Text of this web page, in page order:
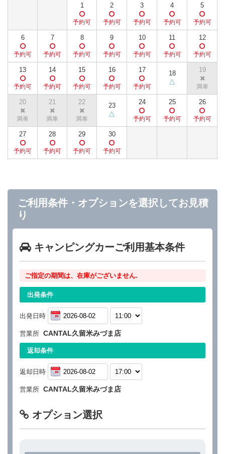
1
2 3 4 5
6 7 8 9 10 11 12
13 14 15 16 17 18 19
20 21 22 23 24 25 26
27 28 29 30
ご利用条件・オプションを選択してお見積
り
キャンピングカーご利用基本条件
ご指定の期間は、在庫がございません.
出発条件
出発日時
営業所 CANTAL久留米みづま店
返却条件
返却日時
営業所 CANTAL久留米みづま店
オプション選択